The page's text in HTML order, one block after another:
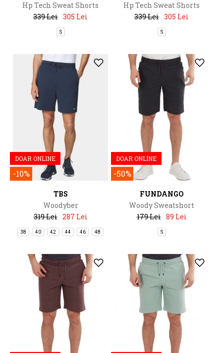
Hp Tech Sweat Shorts
339 Lei 305 Lei
S
Hp Tech Sweat Shorts
339 Lei 305 Lei
S
DOAR ONLINE
-10%
TBS
Woodyber
319 Lei 287 Lei
38 40 42 44 46 48
DOAR ONLINE
-50%
FUNDANGO
Woody Sweatshort
179 Lei 89 Lei
S